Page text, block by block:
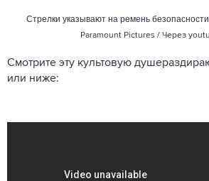
Стрелки указывают на ремень
Paramount Pictures / Через
Смотрите эту культовую
или ниже: